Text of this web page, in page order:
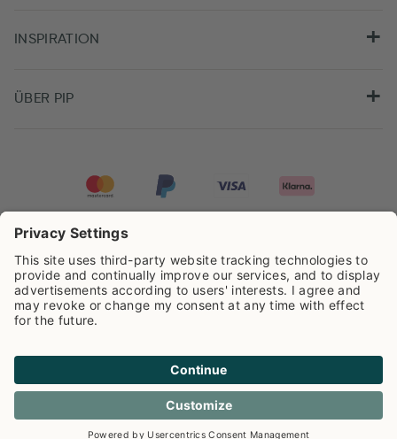
INSPIRATION
ÜBER PIP
auf der Grundlage von8.966Rezensionen ausgezeichnet.
Cookie info Datenschutzerklarüng
Impressum
Versandkosten